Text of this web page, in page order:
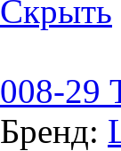
Скрыть
008-29
Бренд: